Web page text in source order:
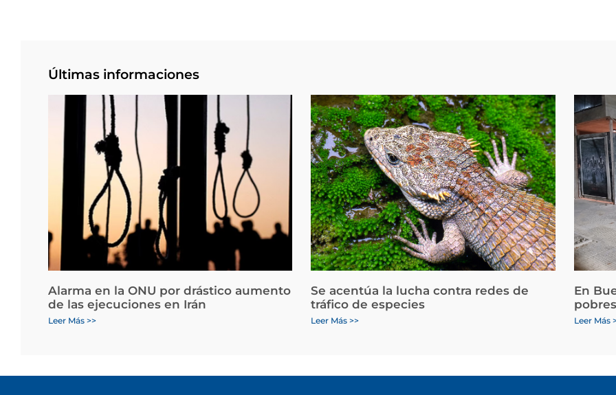
Últimas informaciones
Alarma en la ONU por drástico aumento
de las ejecuciones en Irán
Leer Más >>
Se acentúa la lucha contra redes de
tráfico de especies
Leer Más >>
En
Leer Más